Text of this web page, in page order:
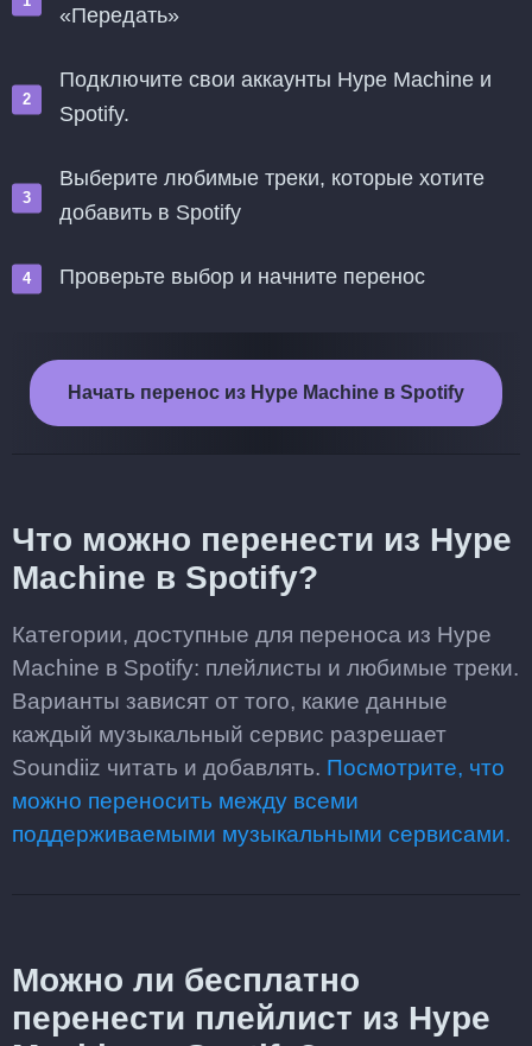
«Передать»
Подключите свои аккаунты Hype Machine и
Spotify.
Выберите любимые треки, которые хотите
добавить в Spotify
Проверьте выбор и начните перенос
Начать перенос из Hype Machine в Spotify
Что можно перенести из Hype
Machine в Spotify?
Категории, доступные для переноса из Hype
Machine в Spotify: плейлисты и любимые треки.
Варианты зависят от того, какие данные
каждый музыкальный сервис разрешает
Soundiiz читать и добавлять. Посмотрите, что
можно переносить между всеми
поддерживаемыми музыкальными сервисами.
Можно ли бесплатно
перенести плейлист из Hype